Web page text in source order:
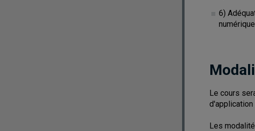
6)
Le cours
d'application
Les